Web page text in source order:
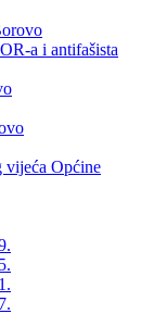
a i antifašista
vijeća Općine